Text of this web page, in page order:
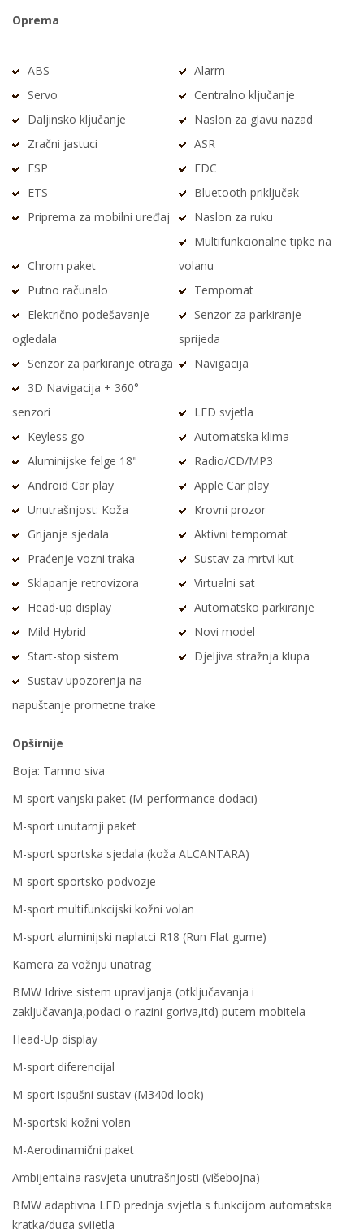
Oprema
ABS
Alarm
Servo
Centralno ključanje
Daljinsko ključanje
Naslon za glavu nazad
Zračni jastuci
ASR
ESP
EDC
ETS
Bluetooth priključak
Priprema za mobilni uređaj
Naslon za ruku
Chrom paket
Multifunkcionalne tipke na
volanu
Putno računalo
Tempomat
Električno podešavanje
ogledala
Senzor za parkiranje
sprijeda
Senzor za parkiranje otraga
Navigacija
3D Navigacija + 360°
senzori
LED svjetla
Keyless go
Automatska klima
Aluminijske felge 18"
Radio/CD/MP3
Android Car play
Apple Car play
Unutrašnjost: Koža
Krovni prozor
Grijanje sjedala
Aktivni tempomat
Praćenje vozni traka
Sustav za mrtvi kut
Sklapanje retrovizora
Virtualni sat
Head-up display
Automatsko parkiranje
Mild Hybrid
Novi model
Start-stop sistem
Djeljiva stražnja klupa
Sustav upozorenja na
napuštanje prometne trake
Opširnije
Boja: Tamno siva
M-sport vanjski paket (M-performance dodaci)
M-sport unutarnji paket
M-sport sportska sjedala (koža ALCANTARA)
M-sport sportsko podvozje
M-sport multifunkcijski kožni volan
M-sport aluminijski naplatci R18 (Run Flat gume)
Kamera za vožnju unatrag
BMW Idrive sistem upravljanja (otključavanja i
zaključavanja,podaci o razini goriva,itd) putem mobitela
Head-Up display
M-sport diferencijal
M-sport ispušni sustav (M340d look)
M-sportski kožni volan
M-Aerodinamični paket
Ambijentalna rasvjeta unutrašnjosti (višebojna)
BMW adaptivna LED prednja svjetla s funkcijom automatska
kratka/duga svijetla